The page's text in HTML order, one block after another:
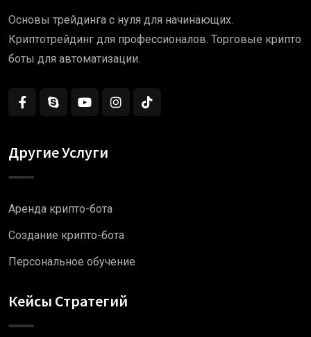
Основы трейдинга с нуля для начинающих.
Криптотрейдинг для профессионалов. Торговые крипто
боты для автоматизации.
Другие Услуги
Аренда крипто-бота
Создание крипто-бота
Персональное обучение
Кейсы Стратегий